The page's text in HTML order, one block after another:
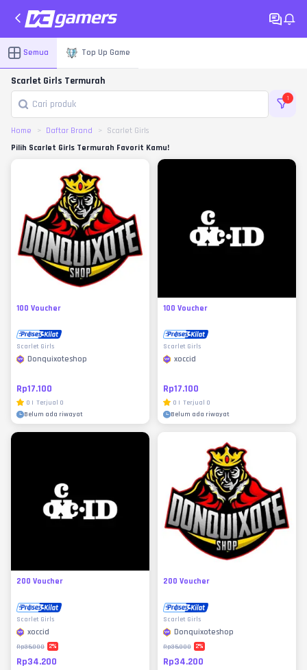
Semua Top Up Game
Scarlet Girls Termurah
1
Home Daftar Brand
Scarlet Girls
Pilih Scarlet Girls Termurah Favorit Kamu!
100 Voucher
Scarlet Girls
Donquixoteshop
Rp17.100
0 | Terjual 0
Belum ada riwayat
100 Voucher
Scarlet Girls
xoccid
Rp17.100
0 | Terjual 0
Belum ada riwayat
200 Voucher
Scarlet Girls
xoccid
Rp35.000 2%
Rp34.200
200 Voucher
Scarlet Girls
Donquixoteshop
Rp35.000 2%
Rp34.200